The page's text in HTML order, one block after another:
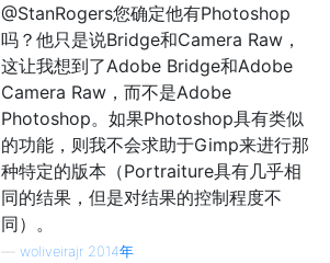
@StanRogers您确定他有Photoshop
吗？他只是说Bridge和Camera Raw，
这让我想到了Adobe Bridge和Adobe
Camera Raw，而不是Adobe
Photoshop。如果Photoshop具有类似
的功能，则我不会求助于Gimp来进行那
种特定的版本（Portraiture具有几乎相
同的结果，但是对结果的控制程度不
同）。
woliveirajr 2014年